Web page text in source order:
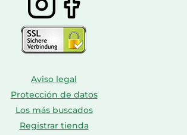
Aviso legal
Protección de datos
Los más buscados
Registrar tienda